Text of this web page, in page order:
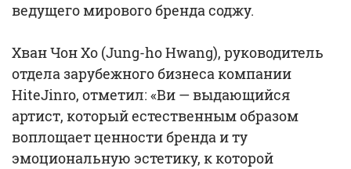
ведущего мирового бренда соджу.
Хван Чон Хо (Jung-ho Hwang), руководитель
отдела зарубежного бизнеса компании
HiteJinro, отметил: «Ви — выдающийся
артист, который естественным образом
воплощает ценности бренда и ту
эмоциональную эстетику, к которой